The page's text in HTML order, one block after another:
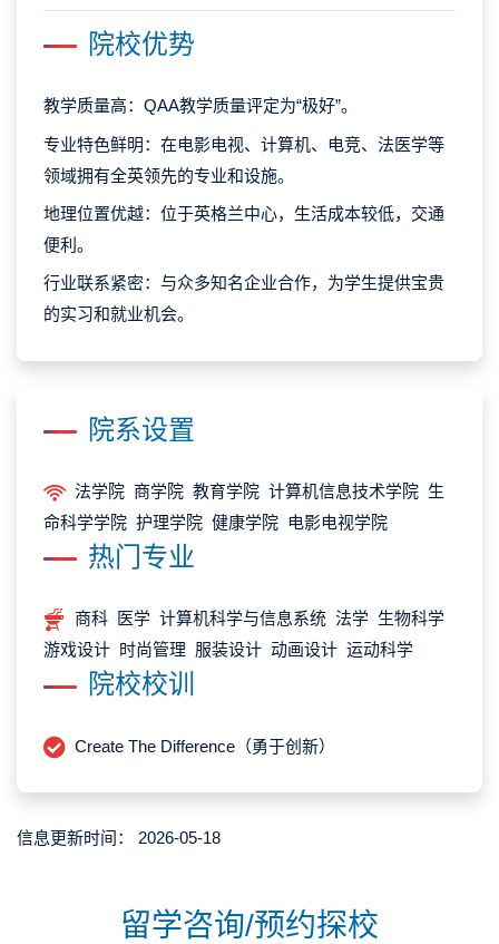
院校优势
教学质量高：QAA教学质量评定为“极好”。
专业特色鲜明：在电影电视、计算机、电竞、法医学等
领域拥有全英领先的专业和设施。
地理位置优越：位于英格兰中心，生活成本较低，交通
便利。
行业联系紧密：与众多知名企业合作，为学生提供宝贵
的实习和就业机会。
院系设置
法学院 商学院 教育学院 计算机信息技术学院 生
命科学学院 护理学院 健康学院 电影电视学院
热门专业
商科 医学 计算机科学与信息系统 法学 生物科学
游戏设计 时尚管理 服装设计 动画设计 运动科学
院校校训
Create The Difference（勇于创新）
信息更新时间： 2026-05-18
留学咨询/预约探校